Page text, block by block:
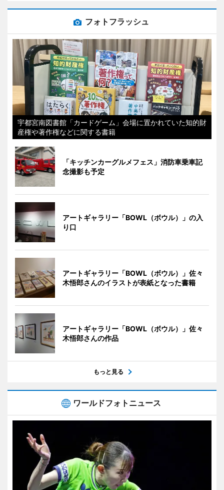
フォトフラッシュ
宇都宮南図書館「カードゲーム」会場に置かれていた知的財
産権や著作権などに関する書籍
「キッチンカーグルメフェス」消防車乗車記
念撮影も予定
アートギャラリー「BOWL（ボウル）」の入
り口
アートギャラリー「BOWL（ボウル）」佐々
木悟郎さんのイラストが表紙となった書籍
アートギャラリー「BOWL（ボウル）」佐々
木悟郎さんの作品
もっと見る
ワールドフォトニュース